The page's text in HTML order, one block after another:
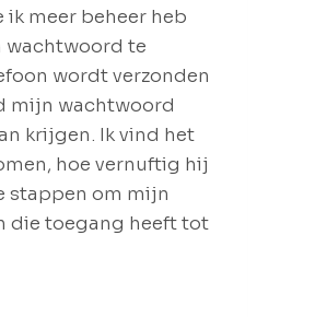
meer beheer heb
wachtwoord te
wordt verzonden
mijn wachtwoord
krijgen. Ik vind het
hoe vernuftig hij
stappen om mijn
die toegang heeft tot